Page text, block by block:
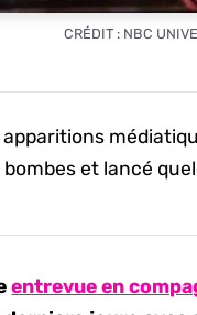
CRÉDIT : NBC
et lancé
entrevue en